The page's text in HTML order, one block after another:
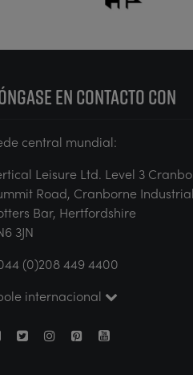
EN CONTACTO CON
central mundial:
Leisure Ltd. Level 3
Road, Cranborne
Bar, Hertfordshire
3JN
(0)208 449 4400
internacional